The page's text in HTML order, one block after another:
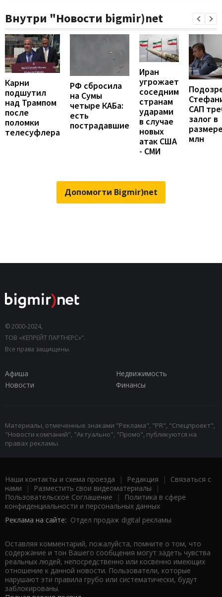
Внутри "Новости bigmir)net
Карни
подшутил
над Трампом
после
поломки
телесуфлера
РФ сбросила
на Сумы
четыре КАБа:
есть
пострадавшие
Иран
угрожает
соседним
странам
ударами
в случае
новых
атак США
- СМИ
САП
залог в
млн
Допомогти Bigmir)net
© 2000-2024,
ТОВ «КЕПРЕЙТ ПАРТНЕРС»".
Все права защищены.
Афиша
Недвижимость
Новости
Финансы
Материалы, отмеченные знаками "Реклама", "PR", "Спецпроект",
"Новости компаний", "Актуально", "Промо", публикуются на
правах рекламы.
Наши контакты и схема проезда | Редакция | Связаться с
нами | Разместить свои видеоматериалы |
Пользовательское Соглашение |
Политика в сфере
конфиденциальности и персональных данных
Реклама на сайте: Отдел продаж digital рекламы
Оставляя комментарий, пожалуйста, помните о том, что
содержание и тон Вашего сообщения могут задеть чувства
реальных людей, непосредственно или косвенно имеющих
отношение к данной новости. Пользователи, которые
нарушают эти правила грубо или систематически, будут
заблокированы.